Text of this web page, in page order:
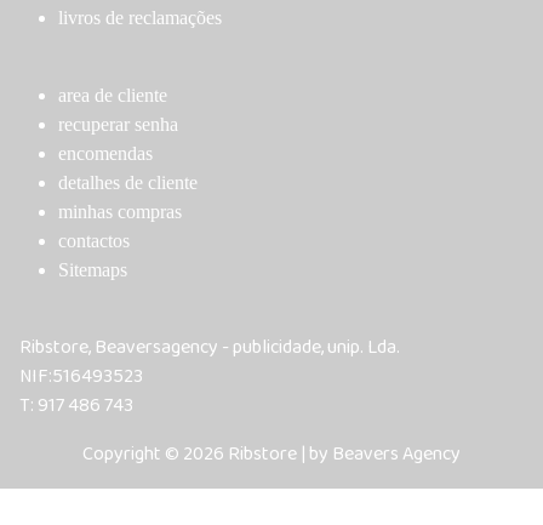
livros de reclamações
area de cliente
recuperar senha
encomendas
detalhes de cliente
minhas compras
contactos
Sitemaps
Ribstore, Beaversagency - publicidade, unip. Lda.
NIF:516493523
T: 917 486 743
Copyright © 2026 Ribstore | by Beavers Agency